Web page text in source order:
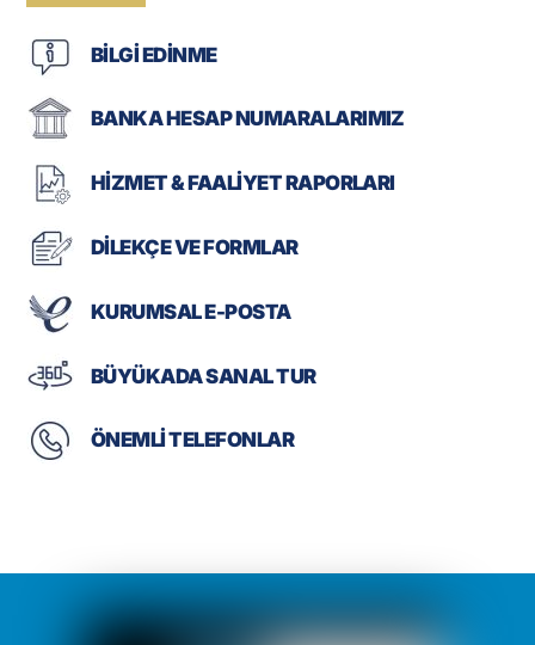
BİLGİ EDİNME
BANKA HESAP NUMARALARIMIZ
HİZMET & FAALİYET RAPORLARI
DİLEKÇE VE FORMLAR
KURUMSAL E-POSTA
BÜYÜKADA SANAL TUR
ÖNEMLİ TELEFONLAR